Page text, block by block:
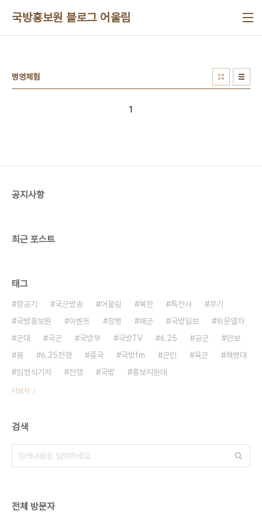
국방홍보원 블로그 어울림
병영체험
1
공지사항
최근 포스트
태그
항공기 국군방송 어울림 북한 특전사
무기
국방홍보원
이벤트 장병 해군 국방일보
위문열차
군대
국군 국방부 국방TV 6.25 공군
안보
붐
6.25전쟁 중국 국방fm 군인 육군
해병대
임영식기자
전쟁 국방 홍보지원대
더보기
검색
전체 방문자